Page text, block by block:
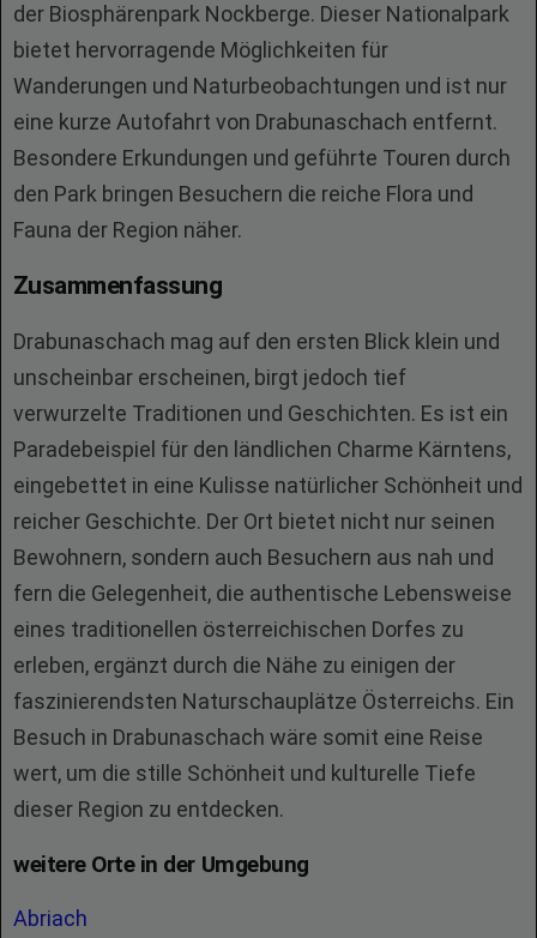
der Biosphärenpark Nockberge. Dieser Nationalpark
bietet hervorragende Möglichkeiten für
Wanderungen und Naturbeobachtungen und ist nur
eine kurze Autofahrt von Drabunaschach entfernt.
Besondere Erkundungen und geführte Touren durch
den Park bringen Besuchern die reiche Flora und
Fauna der Region näher.
Zusammenfassung
Drabunaschach mag auf den ersten Blick klein und
unscheinbar erscheinen, birgt jedoch tief
verwurzelte Traditionen und Geschichten. Es ist ein
Paradebeispiel für den ländlichen Charme Kärntens,
eingebettet in eine Kulisse natürlicher Schönheit und
reicher Geschichte. Der Ort bietet nicht nur seinen
Bewohnern, sondern auch Besuchern aus nah und
fern die Gelegenheit, die authentische Lebensweise
eines traditionellen österreichischen Dorfes zu
erleben, ergänzt durch die Nähe zu einigen der
faszinierendsten Naturschauplätze Österreichs. Ein
Besuch in Drabunaschach wäre somit eine Reise
wert, um die stille Schönheit und kulturelle Tiefe
dieser Region zu entdecken.
weitere Orte in der Umgebung
Abriach